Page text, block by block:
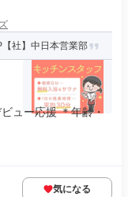
社】中日本営業部
ュー応援 ＊年齢・
気になる